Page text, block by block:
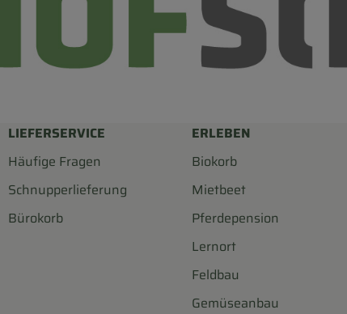
LIEFERSERVICE
Häufige Fragen
Schnupperlieferung
Bürokorb
ERLEBEN
Biokorb
Mietbeet
Pferdepension
Lernort
Feldbau
Gemüseanbau